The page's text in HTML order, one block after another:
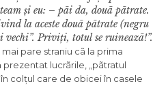
și eu: – pãi da, douã pãtrate.
la aceste douã pãtrate (negru
vechi”. Priviți, totul se ruineazã!”.
pare straniu cã la prima
lucrãrile, „pãtratul
colțul care de obicei în casele